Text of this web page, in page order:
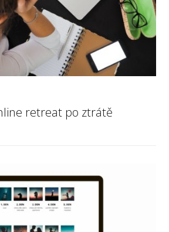
retreat po ztrátě